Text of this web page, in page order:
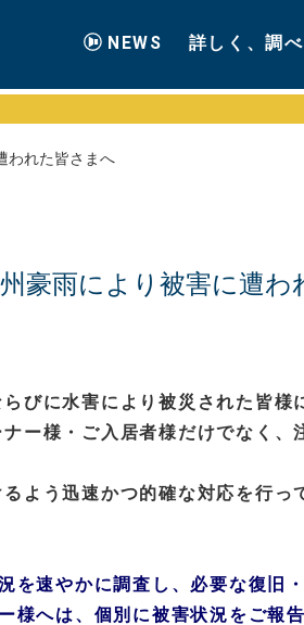
NEWS 詳しく、調
われた皆さまへ
豪雨により被害に遭わ
びに水害により被災された皆様
ー様・ご入居者様だけでなく
よう迅速かつ的確な対応を行っ
を速やかに調査し、必要な復旧
様へは、個別に被害状況をご報